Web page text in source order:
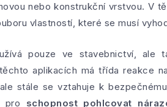
nebo konstrukční vrstvou. V
vlastností, které se musí
pouze ve stavebnictví, ale
aplikacích má třída reakce
stále se vztahuje k
pro schopnost pohlcovat